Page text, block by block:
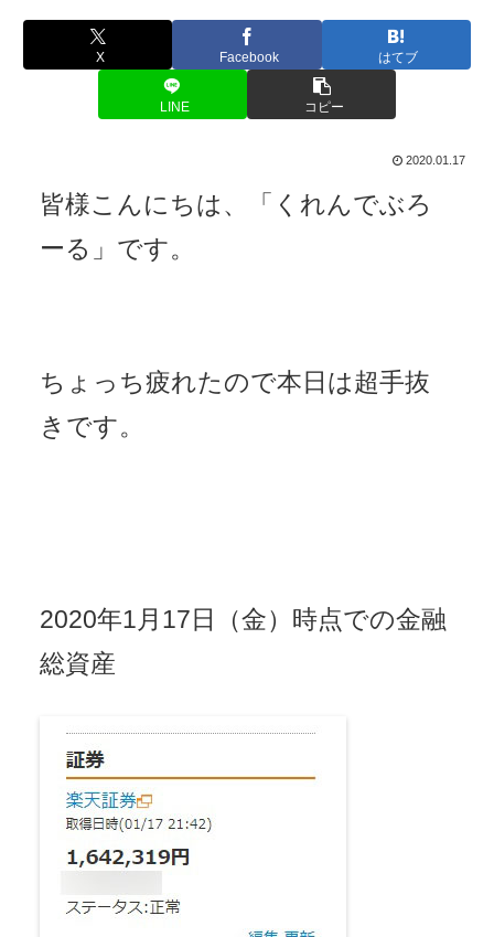
X Facebook はてブ
LINE コピー
2020.01.17
皆様こんにちは、「くれんでぶろ
ーる」です。
ちょっち疲れたので本日は超手抜
きです。
2020年1月17日（金）時点での金融
総資産